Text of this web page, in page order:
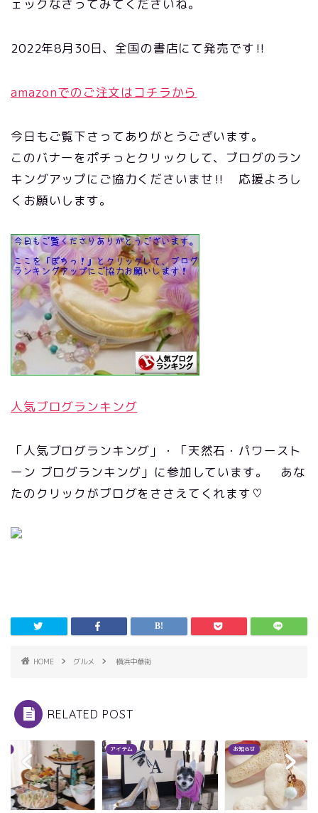
ェックなさってみてくださいね。
2022年8月30日、全国の書店にて発売です‼
amazonでのご注文はコチラから
今日もご覧下さってありがとうございます。
このバナーをポチっとクリックして、ブログのラン
キングアップにご協力くださいませ‼ 応援よろし
くお願いします。
人気ブログランキング
「人気ブログランキング」・「天然石・パワースト
ーン ブログランキング」に参加しています。 あな
たのクリックがブログをささえてくれます♡
HOME グルメ 横浜中華街
RELATED POST
お知らせ アイテム